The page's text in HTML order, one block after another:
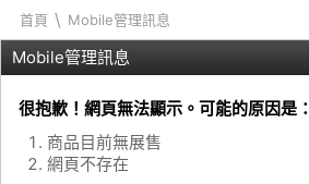
首頁 \ Mobile管理訊息
Mobile管理訊息
很抱歉！網頁無法顯示。可能的原因是：
商品目前無展售
網頁不存在